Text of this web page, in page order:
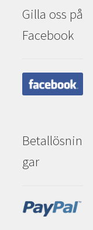
Gilla oss på
Facebook
Betallösnin
gar